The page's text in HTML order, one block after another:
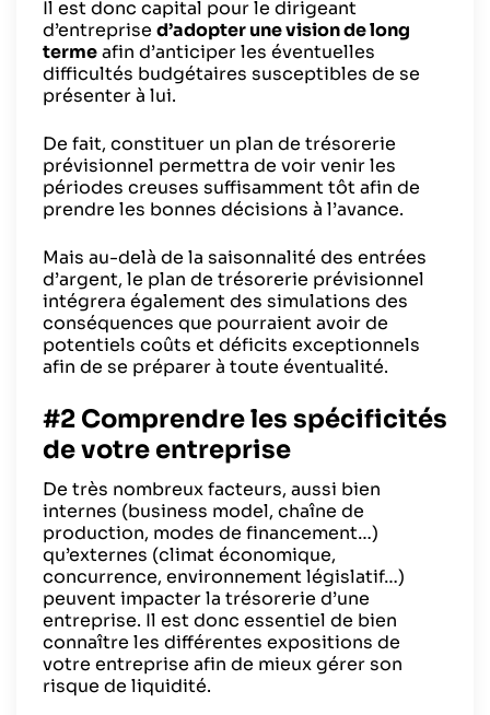
Il est donc capital pour le dirigeant
d’entreprise d’adopter une vision de long
termeafin d’anticiper les éventuelles
difficultés budgétaires susceptibles de se
présenter à lui.
De fait, constituer un plan de trésorerie
prévisionnel permettra de voir venir les
périodes creuses suffisamment tôt afin de
prendre les bonnes décisions à l’avance.
Mais au-delà de la saisonnalité des entrées
d’argent, le plan de trésorerie prévisionnel
intégrera également des simulations des
conséquences que pourraient avoir de
potentiels coûts et déficits exceptionnels
afin de se préparer à toute éventualité.
#2 Comprendre les spécificités
de votre entreprise
De très nombreux facteurs, aussi bien
internes (business model, chaîne de
production, modes de financement…)
qu’externes (climat économique,
concurrence, environnement législatif…)
peuvent impacter la trésorerie d’une
entreprise. Il est donc essentiel de bien
connaître les différentes expositions de
votre entreprise afin de mieux gérer son
risque de liquidité.